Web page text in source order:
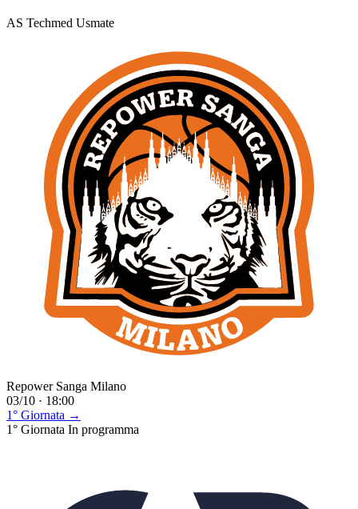
AS Techmed Usmate
Repower Sanga Milano
03/10 · 18:00
1° Giornata →
1° Giornata In programma